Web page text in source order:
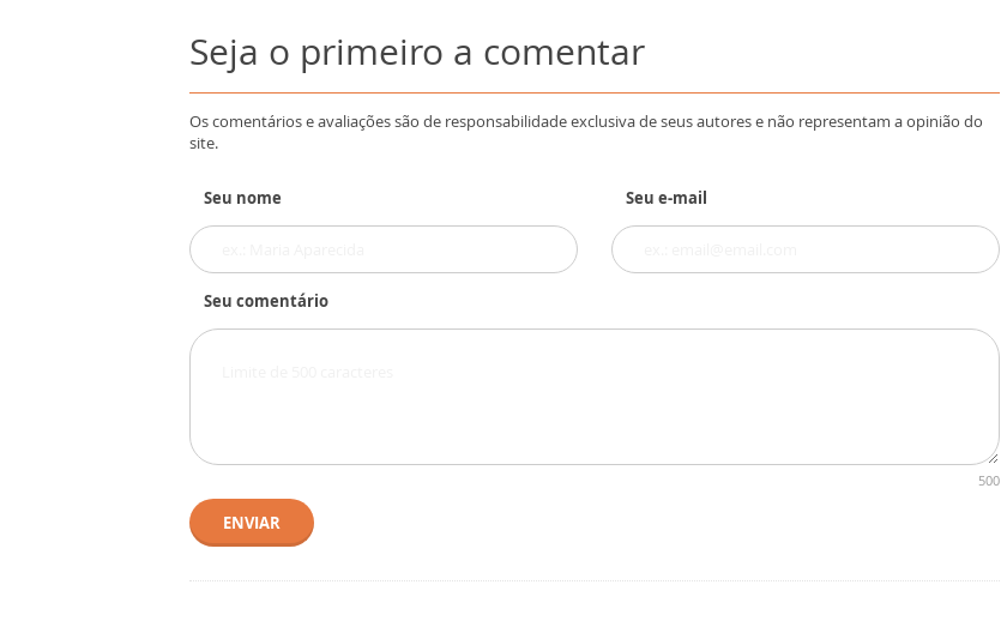
Seja o primeiro a comentar
Os comentários e avaliações são de responsabilidade exclusiva de seus autores e não representam a opinião do
site.
Seu nome Seu e-mail
Seu comentário
500
ENVIAR